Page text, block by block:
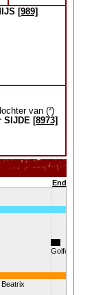
[989]
van (²)
SIJDE [8973]
End
Golfoorlog
Beatrix